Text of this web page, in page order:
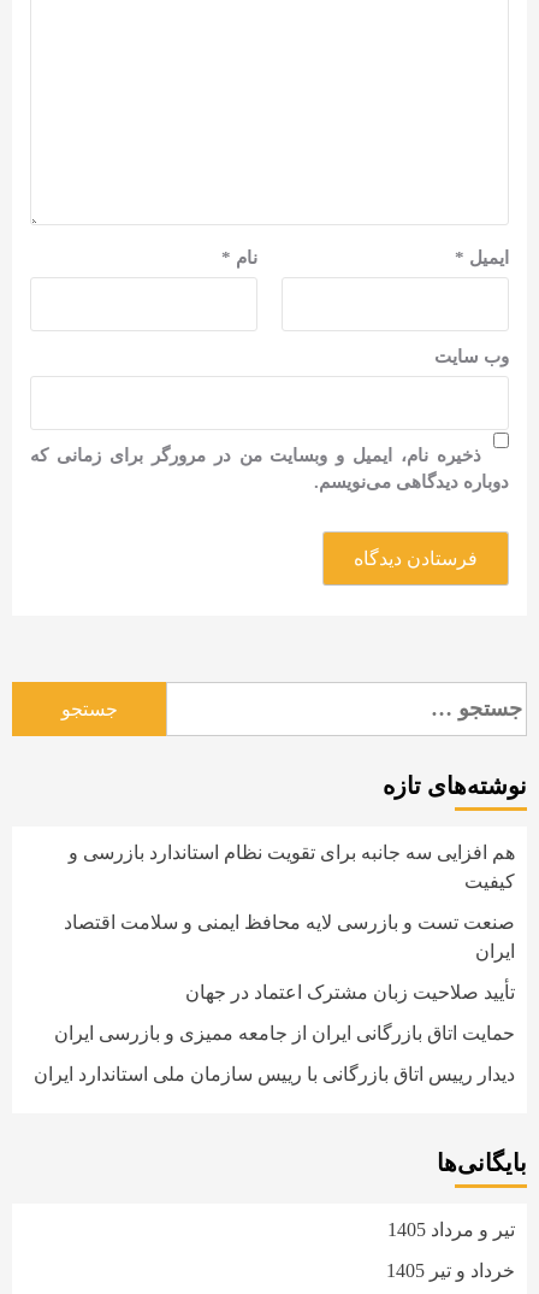
نام * ایمیل *
وب‌ سایت
ذخیره نام، ایمیل و وبسایت من در مرورگر برای زمانی که
دوباره دیدگاهی می‌نویسم.
جستجو
برای:
نوشته‌های تازه
هم افزایی سه جانبه برای تقویت نظام استاندارد بازرسی و
کیفیت
صنعت تست و بازرسی لایه محافظ ایمنی و سلامت اقتصاد
ایران
تأیید صلاحیت زبان مشترک اعتماد در جهان
حمایت اتاق بازرگانی ایران از جامعه ممیزی و بازرسی ایران
دیدار رییس اتاق بازرگانی با رییس سازمان ملی استاندارد ایران
بایگانی‌ها
تیر و مرداد 1405
خرداد و تیر 1405